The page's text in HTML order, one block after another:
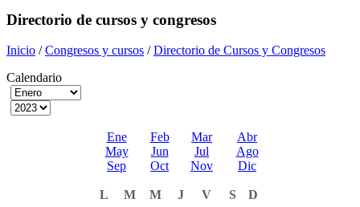
Directorio de cursos y congresos
Inicio /Congresos y cursos /Directorio de Cursos y Congresos
Calendario
Ene Feb Mar
Abr
May
Jun Jul
Ago
Sep
Oct Nov Dic
L M M J V S
D